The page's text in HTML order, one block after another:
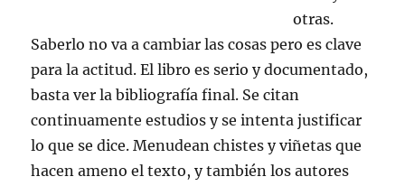
otras.
Saberlo no va a cambiar las cosas pero es clave
para la actitud. El libro es serio y documentado,
basta ver la bibliografía final. Se citan
continuamente estudios y se intenta justificar
lo que se dice. Menudean chistes y viñetas que
hacen ameno el texto, y también los autores